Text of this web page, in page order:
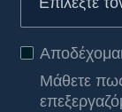
Μάθετε